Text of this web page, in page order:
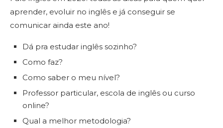
aprender, evoluir no inglês e já conseguir se
comunicar ainda este ano!
Dá pra estudar inglês sozinho?
Como faz?
Como saber o meu nível?
Professor particular, escola de inglês ou curso
online?
Qual a melhor metodologia?